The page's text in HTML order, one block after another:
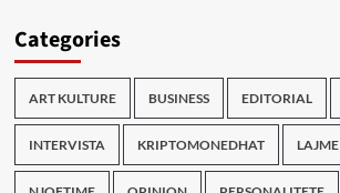
Categories
ART KULTURE BUSINESS EDITORIAL
INTERVISTA KRIPTOMONEDHAT LAJME